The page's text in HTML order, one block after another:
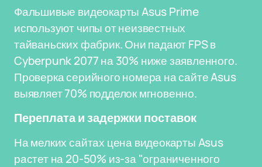
Фальшивые видеокарты Asus Prime
используют чипы от неизвестных
тайваньских фабрик. Они падают FPS в
Cyberpunk 2077 на 30% ниже заявленного.
Проверка серийного номера на сайте Asus
выявляет 70% подделок мгновенно.
Переплата и задержки поставок
На мелких сайтах цена видеокарты Asus
растет на 20-50% из-за "ограниченного